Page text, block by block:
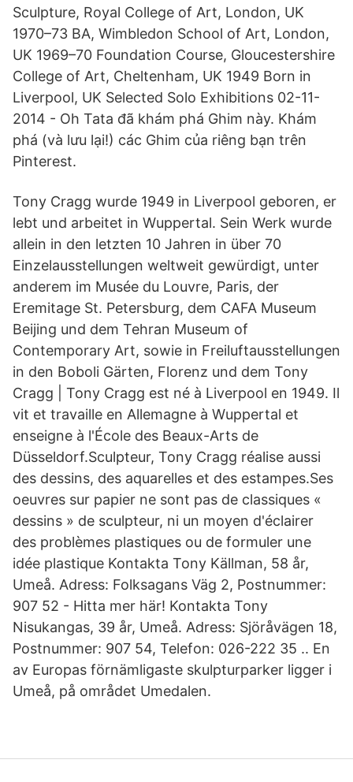
Sculpture, Royal College of Art, London, UK
1970–73 BA, Wimbledon School of Art, London,
UK 1969–70 Foundation Course, Gloucestershire
College of Art, Cheltenham, UK 1949 Born in
Liverpool, UK Selected Solo Exhibitions 02-11-
2014 - Oh Tata đã khám phá Ghim này. Khám
phá (và lưu lại!) các Ghim của riêng bạn trên
Pinterest.
Tony Cragg wurde 1949 in Liverpool geboren, er
lebt und arbeitet in Wuppertal. Sein Werk wurde
allein in den letzten 10 Jahren in über 70
Einzelausstellungen weltweit gewürdigt, unter
anderem im Musée du Louvre, Paris, der
Eremitage St. Petersburg, dem CAFA Museum
Beijing und dem Tehran Museum of
Contemporary Art, sowie in Freiluftausstellungen
in den Boboli Gärten, Florenz und dem Tony
Cragg | Tony Cragg est né à Liverpool en 1949. Il
vit et travaille en Allemagne à Wuppertal et
enseigne à l'École des Beaux-Arts de
Düsseldorf.Sculpteur, Tony Cragg réalise aussi
des dessins, des aquarelles et des estampes.Ses
oeuvres sur papier ne sont pas de classiques «
dessins » de sculpteur, ni un moyen d'éclairer
des problèmes plastiques ou de formuler une
idée plastique Kontakta Tony Källman, 58 år,
Umeå. Adress: Folksagans Väg 2, Postnummer:
907 52 - Hitta mer här! Kontakta Tony
Nisukangas, 39 år, Umeå. Adress: Sjöråvägen 18,
Postnummer: 907 54, Telefon: 026-222 35 .. En
av Europas förnämligaste skulpturparker ligger i
Umeå, på området Umedalen.